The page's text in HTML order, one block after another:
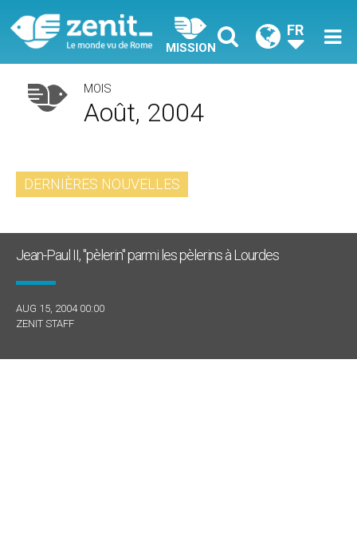
MISSION
FR
MOIS
Août, 2004
DERNIÈRES NOUVELLES
Jean-Paul II, "pèlerin" parmi les pèlerins à Lourdes
AUG 15, 2004 00:00
ZENIT STAFF